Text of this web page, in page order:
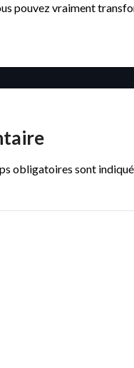
pouvez vraiment
obligatoires sont